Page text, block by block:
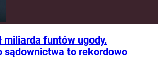
miliarda funtów ugody.
sądownictwa to rekordowo